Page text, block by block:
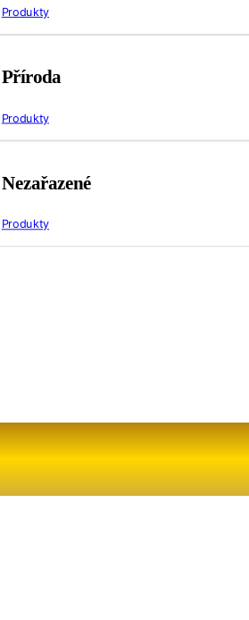
Produkty
Příroda
Produkty
Nezařazené
Produkty